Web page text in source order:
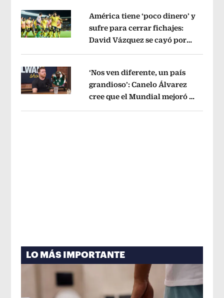
Opens in new window
América tiene ‘poco dinero’ y
sufre para cerrar fichajes:
David Vázquez se cayó por
Opens in new window
‘Nos ven diferente, un país
grandioso’: Canelo Álvarez
cree que el Mundial mejoró la
LO MÁS IMPORTANTE